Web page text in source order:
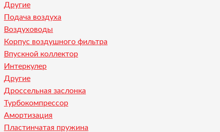
Другие
Подача воздуха
Воздуховоды
Корпус воздушного фильтра
Впускной коллектор
Интеркулер
Другие
Дроссельная заслонка
Турбокомпрессор
Амортизация
Пластинчатая пружина